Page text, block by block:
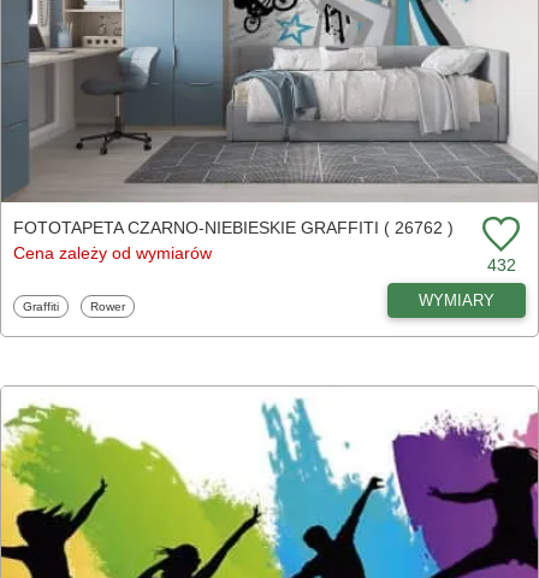
FOTOTAPETA CZARNO-NIEBIESKIE GRAFFITI ( 26762 )
Cena zależy od wymiarów
432
Fototapety
Graffiti Fototapety
Rower WYMIARY